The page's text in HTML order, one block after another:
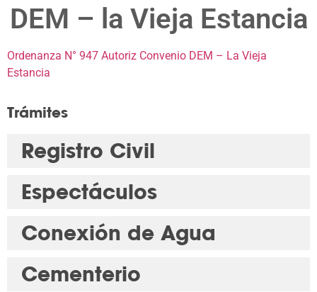
DEM – la Vieja Estancia
Ordenanza N° 947 Autoriz Convenio DEM – La Vieja
Estancia
Trámites
Registro Civil
Espectáculos
Conexión de Agua
Cementerio